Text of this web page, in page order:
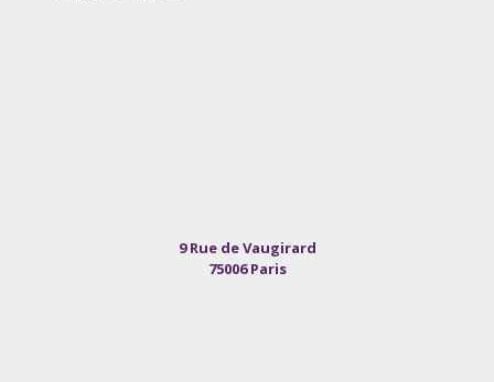
9 Rue de Vaugirard
75006 Paris